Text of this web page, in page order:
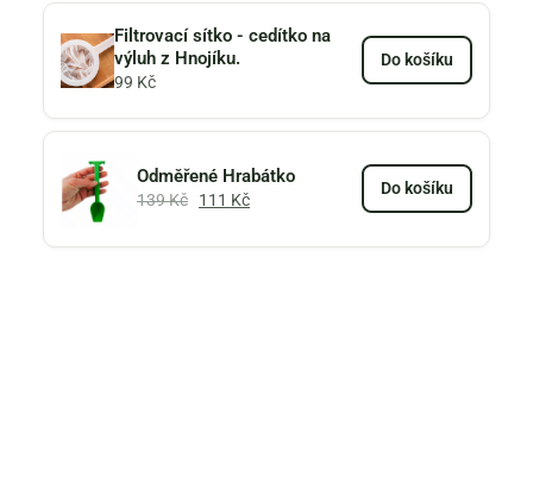
Filtrovací sítko - cedítko na
výluh z Hnojíku.
99 Kč
Do košíku
Odměřené Hrabátko
139Kč 111 Kč
Do košíku